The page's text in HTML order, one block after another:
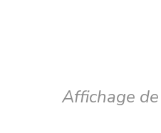
Affichage de